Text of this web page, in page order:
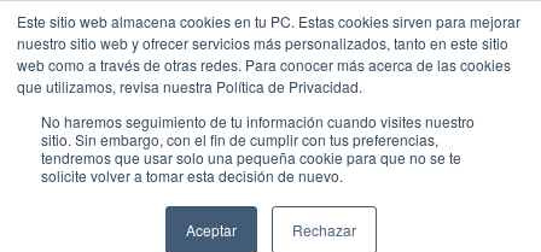
Este sitio web almacena cookies en tu PC. Estas cookies sirven para mejorar
nuestro sitio web y ofrecer servicios más personalizados, tanto en este sitio
web como a través de otras redes. Para conocer más acerca de las cookies
que utilizamos, revisa nuestra Política de Privacidad.
No haremos seguimiento de tu información cuando visites nuestro
sitio. Sin embargo, con el fin de cumplir con tus preferencias,
tendremos que usar solo una pequeña cookie para que no se te
solicite volver a tomar esta decisión de nuevo.
Aceptar Rechazar
Saltar
contenido
Traducir »